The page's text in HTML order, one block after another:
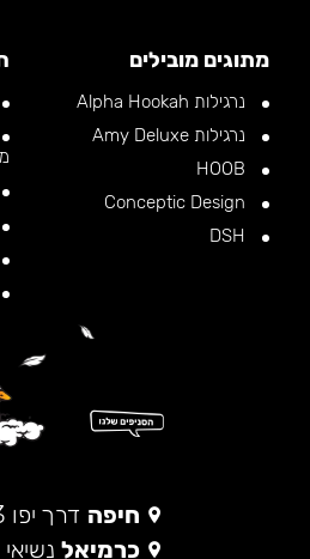
נרגילות Alpha Hookah
נרגילות Amy Deluxe
חיפה דרך יפו 33